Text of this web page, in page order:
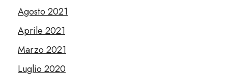
Agosto 2021
Aprile 2021
Marzo 2021
Luglio 2020